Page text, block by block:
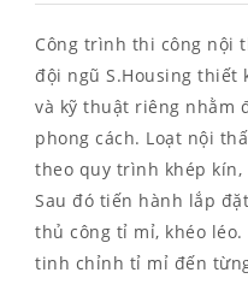
Công trình thi công nội
đội ngũ S.Housing thiết
và kỹ thuật riêng nhằm
phong cách. Loạt nội
theo quy trình khép kín,
Sau đó tiến hành lắp
thủ công tỉ mỉ, khéo
tinh chỉnh tỉ mỉ đến